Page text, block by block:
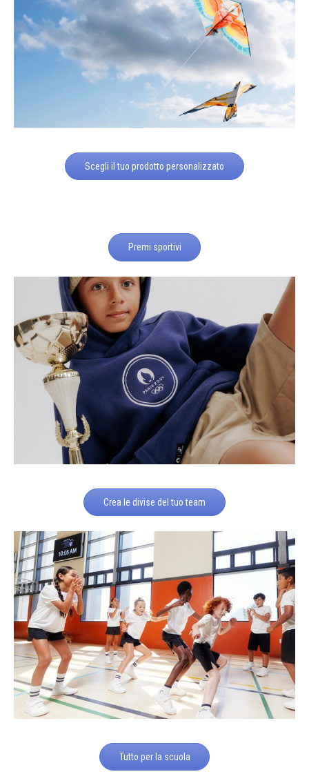
Scegli il tuo prodotto personalizzato
Premi sportivi
Crea le divise del tuo team
Tutto per la scuola